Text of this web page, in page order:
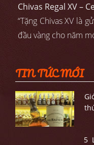
Chivas Regal XV –
“Tặng Chivas XV là
đầu vàng cho năm
TIN TỨC MỚI
5